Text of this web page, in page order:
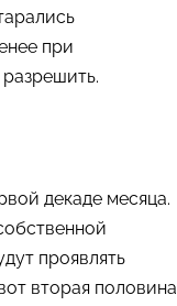
при
декаде месяца.
проявлять
вторая половина